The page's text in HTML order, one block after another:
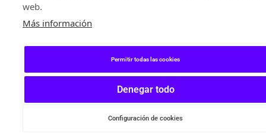
web.
Más información
Permitir todas las cookies
Denegar todo
Configuración de cookies